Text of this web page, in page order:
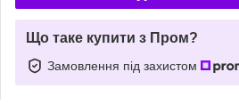
Що таке купити з Пром?
Замовлення під захистом